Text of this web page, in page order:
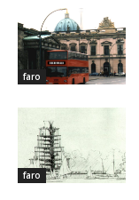
faro
faro